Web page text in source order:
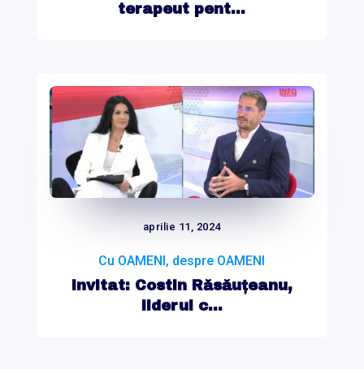
terapeut pent...
aprilie 11, 2024
Cu OAMENI, despre OAMENI
Invitat: Costin Răsăuțeanu,
liderul c...